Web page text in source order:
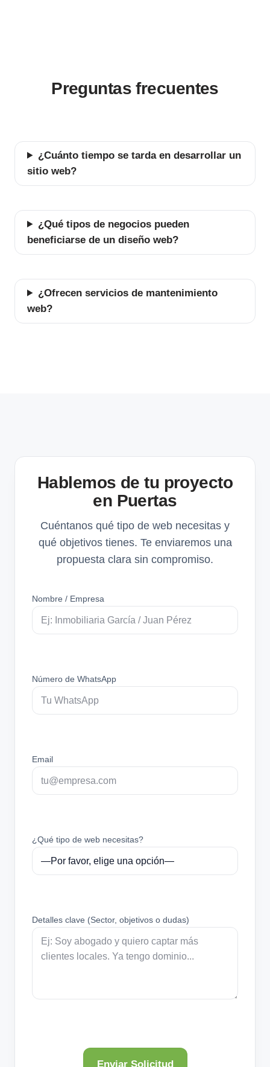
Preguntas frecuentes
¿Cuánto tiempo se tarda en desarrollar un
sitio web?
¿Qué tipos de negocios pueden
beneficiarse de un diseño web?
¿Ofrecen servicios de mantenimiento
web?
Hablemos de tu proyecto
en Puertas
Cuéntanos qué tipo de web necesitas y
qué objetivos tienes. Te enviaremos una
propuesta clara sin compromiso.
Nombre / Empresa
Número de WhatsApp
Email
¿Qué tipo de web necesitas?
Detalles clave (Sector, objetivos o dudas)